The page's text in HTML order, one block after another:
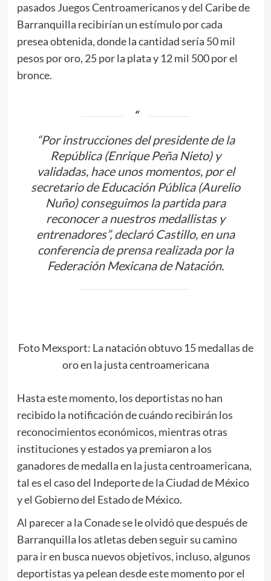
pasados Juegos Centroamericanos y del Caribe de
Barranquilla recibirían un estímulo por cada
presea obtenida, donde la cantidad sería 50 mil
pesos por oro, 25 por la plata y 12 mil 500 por el
bronce.
“Por instrucciones del presidente de la
República (Enrique Peña Nieto) y
validadas, hace unos momentos, por el
secretario de Educación Pública (Aurelio
Nuño) conseguimos la partida para
reconocer a nuestros medallistas y
entrenadores”, declaró Castillo, en una
conferencia de prensa realizada por la
Federación Mexicana de Natación.
Foto Mexsport: La natación obtuvo 15 medallas de
oro en la justa centroamericana
Hasta este momento, los deportistas no han
recibido la notificación de cuándo recibirán los
reconocimientos económicos, mientras otras
instituciones y estados ya premiaron a los
ganadores de medalla en la justa centroamericana,
tal es el caso del Indeporte de la Ciudad de México
y el Gobierno del Estado de México.
Al parecer a la Conade se le olvidó que después de
Barranquilla los atletas deben seguir su camino
para ir en busca nuevos objetivos, incluso, algunos
deportistas ya pelean desde este momento por el